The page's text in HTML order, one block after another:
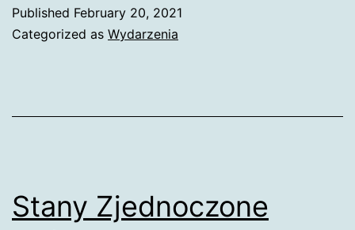
transatlantyckiego
Published February 20, 2021
Categorized as Wydarzenia
Stany Zjednoczone